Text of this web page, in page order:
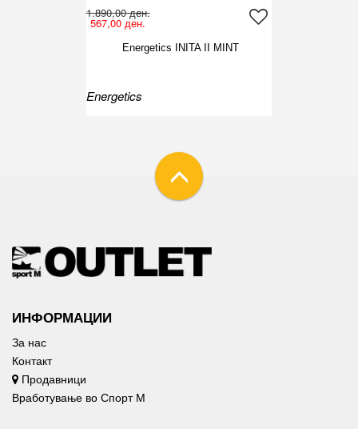
1.890,00 ден.
567,00 ден.
Energetics INITA II MINT
Energetics
ИНФОРМАЦИИ
За нас
Контакт
Продавници
Вработување во Спорт М